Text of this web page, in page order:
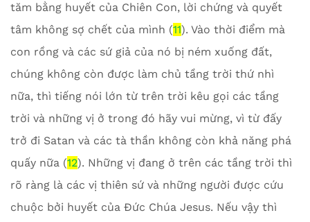
tăm bằng huyết của Chiên Con, lời chứng và quyết
tâm không sợ chết của mình (11). Vào thời điểm mà
con rồng và các sứ giả của nó bị ném xuống đất,
chúng không còn được làm chủ tầng trời thứ nhì
nữa, thì tiếng nói lớn từ trên trời kêu gọi các tầng
trời và những vị ở trong đó hãy vui mừng, vì từ đấy
trở đi Satan và các tà thần không còn khả năng phá
quấy nữa (12). Những vị đang ở trên các tầng trời thì
rõ ràng là các vị thiên sứ và những người được cứu
chuộc bởi huyết của Đức Chúa Jesus. Nếu vậy thì